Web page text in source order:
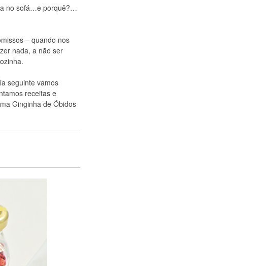
no sofá…e porquê?…
– quando nos
nada, a não ser
seguinte vamos
receitas e
Ginginha de Óbidos